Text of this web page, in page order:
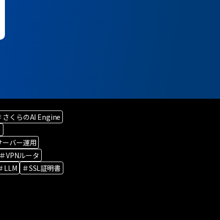
さくらのAI Engine
ーバー運用
VPNルータ
LLM
＃SSL証明書